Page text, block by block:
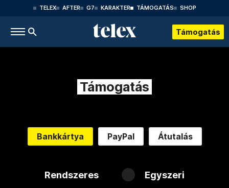
TELEX AFTER G7 KARAKTER TÁMOGATÁS SHOP
Támogatás
Támogatás
Bankkártya PayPal Átutalás
Rendszeres Egyszeri